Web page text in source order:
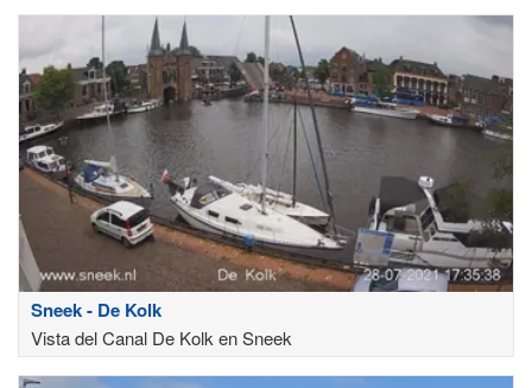
Sneek - De Kolk
Vista del Canal De Kolk en Sneek